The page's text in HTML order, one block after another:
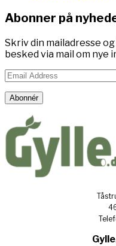
Abonner på
Skriv din mailadresse
besked via mail om nye
Email
Abonnér